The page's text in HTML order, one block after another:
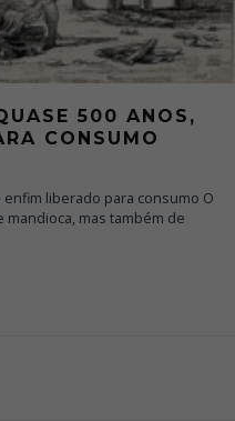
500 ANOS,
CONSUMO
liberado para consumo O
mas também de